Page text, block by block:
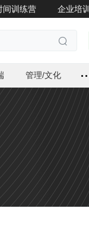
间训练营 企业培训

管理/文化